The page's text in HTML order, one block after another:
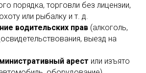
порядка, торговли без лицензии,
или рыбалку и т. д.
водительских прав (алкоголь,
выезд на
арест или изъято